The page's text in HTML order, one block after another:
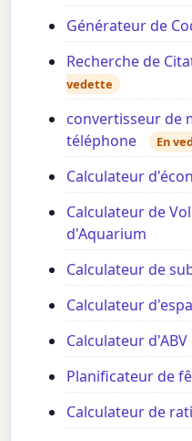
Générateur de
Recherche de
vedette
convertisseur de
téléphone
En
Calculateur
Calculateur de
d'Aquarium
Calculateur de
Calculateur
Calculateur
Planificateur de
Calculateur de